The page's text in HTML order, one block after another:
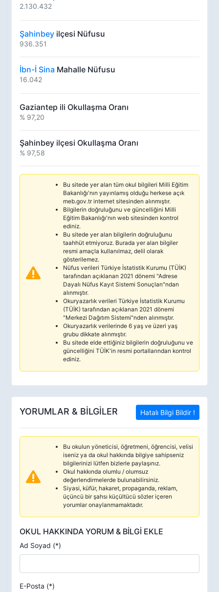
2.130.432
Şahinbey ilçesi Nüfusu
936.351
İbn-İ Sina Mahalle Nüfusu
16.042
Gaziantep ili Okullaşma Oranı
% 97,20
Şahinbey ilçesi Okullaşma Oranı
% 97,58
Bu sitede yer alan tüm okul bilgileri Milli Eğitim
Bakanlığı'nın yayınlamış olduğu herkese açık
meb.gov.tr internet sitesinden alınmıştır.
Bilgilerin doğruluğunu ve güncelliğini Milli
Eğitim Bakanlığı'nın web sitesinden kontrol
ediniz.
Bu sitede yer alan bilgilerin doğruluğunu
taahhüt etmiyoruz. Burada yer alan bilgiler
resmi amaçla kullanılmaz, delil olarak
gösterilemez.
Nüfus verileri Türkiye İstatistik Kurumu (TÜİK)
tarafından açıklanan 2021 dönemi "Adrese
Dayalı Nüfus Kayıt Sistemi Sonuçları"ndan
alınmıştır.
Okuryazarlık verileri Türkiye İstatistik Kurumu
(TÜİK) tarafından açıklanan 2021 dönemi
"Merkezi Dağıtım Sistemi"nden alınmıştır.
Okuryazarlık verilerinde 6 yaş ve üzeri yaş
grubu dikkate alınmıştır.
Bu sitede elde ettiğiniz bilgilerin doğruluğunu ve
güncelliğini TÜİK'in resmi portallarından kontrol
ediniz.
YORUMLAR & BİLGİLER Hatalı Bilgi Bildir !
Bu okulun yöneticisi, öğretmeni, öğrencisi, velisi
iseniz ya da okul hakkında bilgiye sahipseniz
bilgilerinizi lütfen bizlerle paylaşınız.
Okul hakkında olumlu / olumsuz
değerlendirmelerde bulunabilirsiniz.
Siyasi, küfür, hakaret, propaganda, reklam,
üçüncü bir şahsı küçültücü sözler içeren
yorumlar onaylanmamaktadır.
OKUL HAKKINDA YORUM & BİLGİ EKLE
Ad Soyad (*)
E-Posta (*)